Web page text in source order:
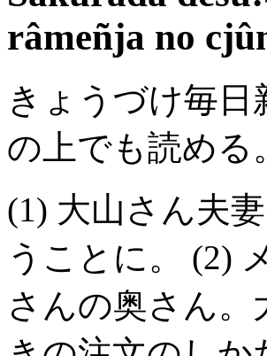
râmeñja no
きょうづけ毎
の上でも読める
(1) 大山さん夫
うことに。 (2)
さんの奥さん